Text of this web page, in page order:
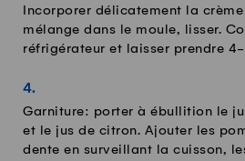
Incorporer délicatement la
mélange dans le moule, lisser.
réfrigérateur et laisser prendre
Garniture: porter à ébullition le
et le jus de citron. Ajouter les
dente en surveillant la cuisson,